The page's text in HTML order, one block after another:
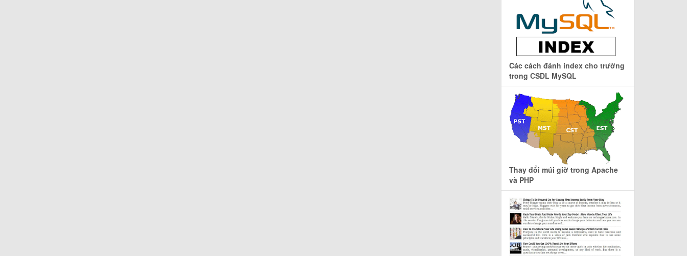
Các cách đánh index cho trường
trong CSDL MySQL
Thay đổi múi giờ trong Apache
và PHP